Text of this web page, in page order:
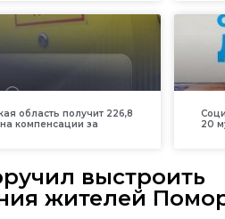
область получит 226,8
компенсации за
20
выстроить
жителей